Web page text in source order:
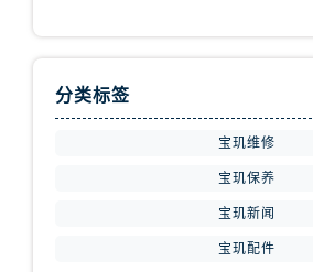
分类标签
宝玑维修
宝玑保养
宝玑新闻
宝玑配件